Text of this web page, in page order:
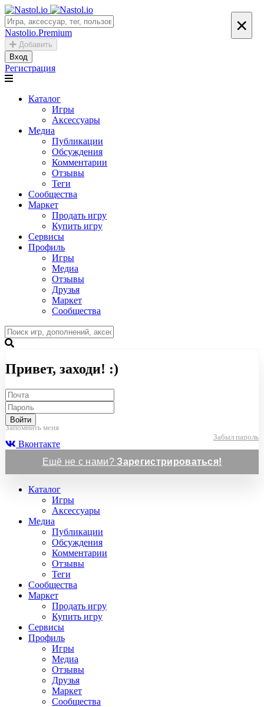
Nastolio.Premium
Добавить
Вход
Регистрация
Каталог
Игры
Аксессуары
Медиа
Публикации
Обсуждения
Комментарии
Отзывы
Теги
Сообщества
Маркет
Продать игру
Купить игру
Сервисы
Профиль
Игры
Медиа
Отзывы
Друзья
Маркет
Сообщества
×
Привет, заходи! :)
Войти
Запомнить меня
Забыл пароль
Вконтакте
Ещё не с нами?Зарегистрироваться!
Каталог
Игры
Аксессуары
Медиа
Публикации
Обсуждения
Комментарии
Отзывы
Теги
Сообщества
Маркет
Продать игру
Купить игру
Сервисы
Профиль
Игры
Медиа
Отзывы
Друзья
Маркет
Сообщества